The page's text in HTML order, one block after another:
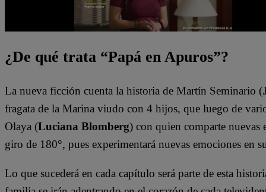
¿De qué trata “Papá en Apuros”?
La nueva ficción cuenta la historia de Martín Seminario (
fragata de la Marina viudo con 4 hijos, que luego de
Olaya (Luciana Blomberg) con quien comparte nuevas
giro de 180°, pues experimentará nuevas emociones en
Lo que sucederá en cada capítulo será parte de esta